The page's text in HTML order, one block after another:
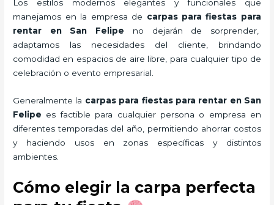
Los estilos modernos elegantes y funcionales que
manejamos en la empresa de carpas para fiestas para
rentar en San Felipe no dejarán de sorprender,
adaptamos las necesidades del cliente, brindando
comodidad en espacios de aire libre, para cualquier tipo de
celebración o evento empresarial.
Generalmente la carpas para fiestas para rentar en San
Felipe es factible para cualquier persona o empresa en
diferentes temporadas del año, permitiendo ahorrar costos
y haciendo usos en zonas específicas y distintos
ambientes.
Cómo elegir la carpa perfecta